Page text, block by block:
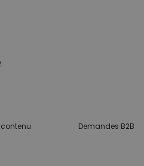
Demandes B2B